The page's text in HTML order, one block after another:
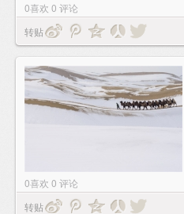
0喜欢 0 评论
转贴
0喜欢 0 评论
转贴